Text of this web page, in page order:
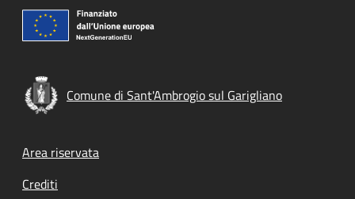
Comune di Sant'Ambrogio sul Garigliano
Footer menu
Area riservata
Crediti